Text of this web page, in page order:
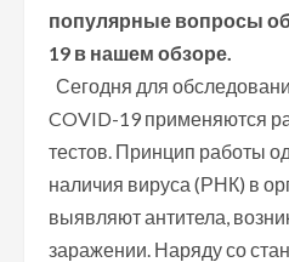
популярные вопросы об
19 в нашем обзоре.
Сегодня для
COVID-19 применяются
тестов. Принцип работы
наличия вируса (РНК) в
выявляют антитела,
заражении. Наряду со